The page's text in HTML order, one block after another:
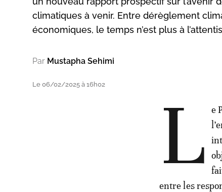
climatiques à venir. Entre dérèglement
économiques, le temps n’est plus à
Par Mustapha Sehimi
Le 06/02/2025 à 16h02 L
e
entre les